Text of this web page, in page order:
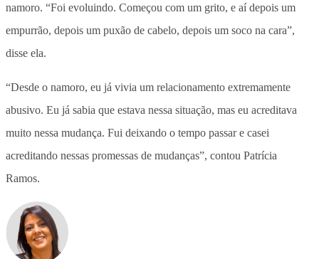
namoro. “Foi evoluindo. Começou com um grito, e aí depois um
empurrão, depois um puxão de cabelo, depois um soco na cara”,
disse ela.
“Desde o namoro, eu já vivia um relacionamento extremamente
abusivo. Eu já sabia que estava nessa situação, mas eu acreditava
muito nessa mudança. Fui deixando o tempo passar e casei
acreditando nessas promessas de mudanças”, contou Patrícia
Ramos.